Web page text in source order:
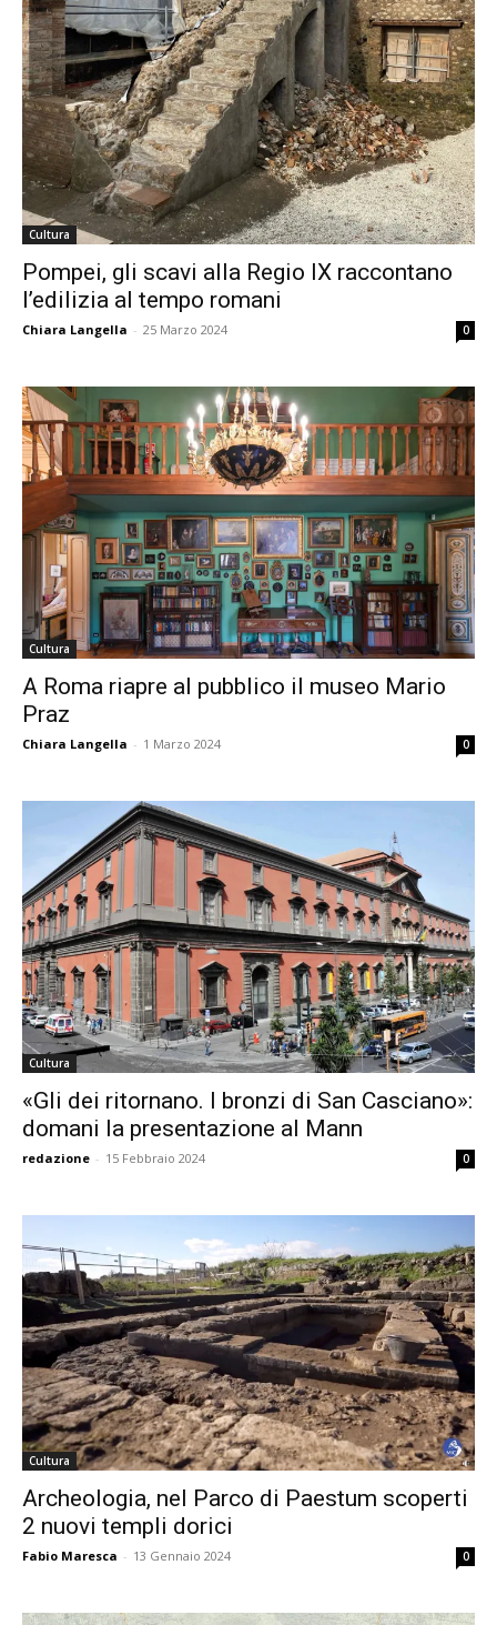
Cultura
Pompei, gli scavi alla Regio IX raccontano
l’edilizia al tempo romani
Chiara Langella - 25 Marzo 2024 0
Cultura
A Roma riapre al pubblico il museo Mario
Praz
Chiara Langella - 1 Marzo 2024 0
Cultura
«Gli dei ritornano. I bronzi di San Casciano»:
domani la presentazione al Mann
redazione - 15 Febbraio 2024 0
Cultura
Archeologia, nel Parco di Paestum scoperti
2 nuovi templi dorici
Fabio Maresca - 13 Gennaio 2024 0